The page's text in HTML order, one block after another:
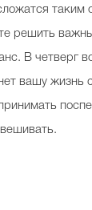
таким
решить
В четверг
вашу жизнь